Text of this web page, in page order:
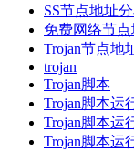
SS节点地址
免费网络节
Trojan节点地
trojan
Trojan脚本
Trojan脚本运
Trojan脚本运
Trojan脚本运